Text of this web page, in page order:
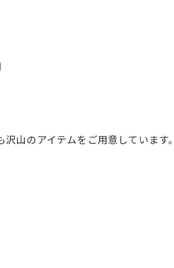
山のアイテムをご用意しています。